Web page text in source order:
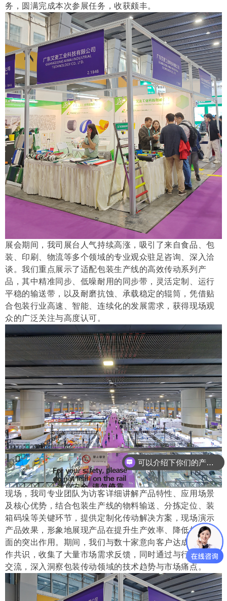
务，圆满完成本次参展任务，收获颇丰。
展会期间，我司展台人气持续高涨，吸引了来自食品、包
装、印刷、物流等多个领域的专业观众驻足咨询、深入洽
谈。我们重点展示了适配包装生产线的高效传动系列产
品，其中精准同步、低噪耐用的同步带，灵活定制、运行
平稳的输送带，以及耐磨抗蚀、承载稳定的辊筒，凭借贴
合包装行业高速、智能、连续化的发展需求，获得现场观
众的广泛关注与高度认可。
现场，我司专业团队为访客详细讲解产品特性、应用场景
及核心优势，结合包装生产线的物料输送、分拣定位、装
箱码垛等关键环节，提供定制化传动解决方案，现场演示
产品效果，形象地展现产品在提升生产效率、降低损耗方
面的突出作用。期间，我们与数十家意向客户达成初步合
作共识，收集了大量市场需求反馈，同时通过与行业同仁
交流，深入洞察包装传动领域的技术趋势与市场痛点。
可以介绍下你们的产品么